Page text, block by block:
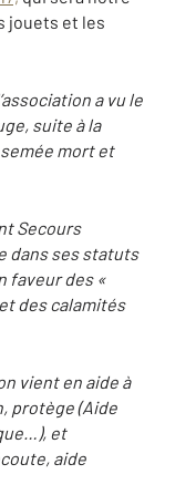
jouets et les
a vu le
suite à la
mort et
Secours
dans ses statuts
faveur des «
des calamités
vient en aide à
protège (Aide
et
aide